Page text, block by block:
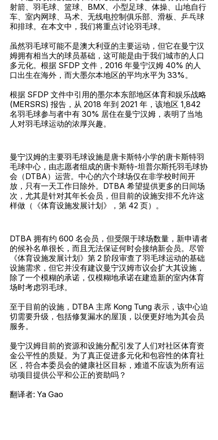
射箭、羽毛球、篮球、BMX、小型足球、体操、山地自行
车、室内网球、马术、无线电控制俱乐部、滑板、乒乓球
和排球。在本文中，我们将重点讨论羽毛球。
虽然羽毛球可能不是澳大利亚的主要运动，但它在曼宁汉
姆拥有相当大的球员基础，这可能是由于我们城市的人口
多元化。根据 SFDP 文件，2016 年曼宁汉姆 40% 的人
口出生在海外，而大墨尔本地区的平均水平为 33%。
根据 SFDP 文件中引用的墨尔本东部地区体育和娱乐战略
(MERSRS) 报告，从 2018 年到 2021 年，该地区 1,842
名羽毛球参与者中有 30% 居住在曼宁汉姆，表明了当地
人对羽毛球运动的浓厚兴趣。
曼宁汉姆的主要羽毛球设施是唐卡斯特小学的唐卡斯特羽
毛球中心，由志愿者组成的唐卡斯特-坦普尔斯托羽毛球协
会（DTBA）运营。中心的六个球场仅在非学校时间开
放，只有一天工作日除外。DTBA 希望提供更多的日间场
次，尤其是针对其年长会员，但目前的设施安排不允许这
样做（《体育设施发展计划》，第 42 页）。
DTBA 拥有约 600 名会员，但受限于球场数量，新申请者
的候补名单很长，而且无法保证何时会接纳新会员。尽管
《体育设施发展计划》第 2 阶段审查了羽毛球运动的基础
设施需求，但它并没有建议曼宁汉姆市议会扩大其设施，
除了一个模糊的承诺，仅模糊地承诺在建造新的室内体育
场时考虑羽毛球。
至于目前的设施，DTBA 主席 Kong Tung 表示，该中心迫
切需要升级，包括修复漏水的屋顶，以便更好地为其会员
服务。
曼宁汉姆目前的资源和设施分配引发了人们对社区体育资
金公平性的质疑。为了真正促进多元化和包容性的体育社
区，符合本委员会的健康社区目标，难道不应该为所有运
动项目提供公平和公正的资助吗？
翻译者: Ya Gao